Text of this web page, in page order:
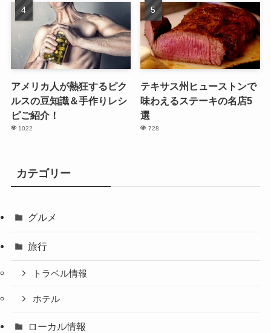
アメリカ人が熱狂するピク
ルスの豆知識＆手作りレシ
ピご紹介！
1022
テキサス州ヒューストンで
味わえるステーキの名店5
選
728
カテゴリー
グルメ
旅行
トラベル情報
ホテル
ローカル情報